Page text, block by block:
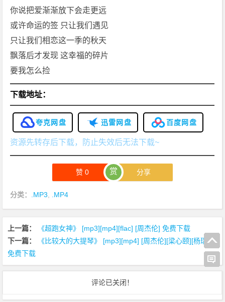
你说把爱渐渐放下会走更远
或许命运的签 只让我们遇见
只让我们相恋这一季的秋天
飘落后才发现 这幸福的碎片
要我怎么捡
下载地址：
夸克网盘 迅雷网盘 百度网盘
资源先转存后下载，防止失效后无法下载~
赞0 赏 分享
分类： .MP3 .MP4
上一篇：
《超跑女神》 [mp3][mp4][flac] [周杰伦] 免费下载
下一篇：
《比较大的大提琴》 [mp3][mp4] [周杰伦][梁心颐][杨瑞代]
免费下载
评论已关闭！